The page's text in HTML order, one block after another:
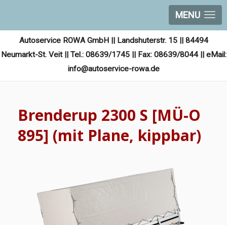
MENU
Autoservice ROWA GmbH || Landshuterstr. 15 || 84494
Neumarkt-St. Veit || Tel.: 08639/1745 || Fax: 08639/8044 || eMail:
info@autoservice-rowa.de
Brenderup 2300 S [MÜ-O
895] (mit Plane, kippbar)